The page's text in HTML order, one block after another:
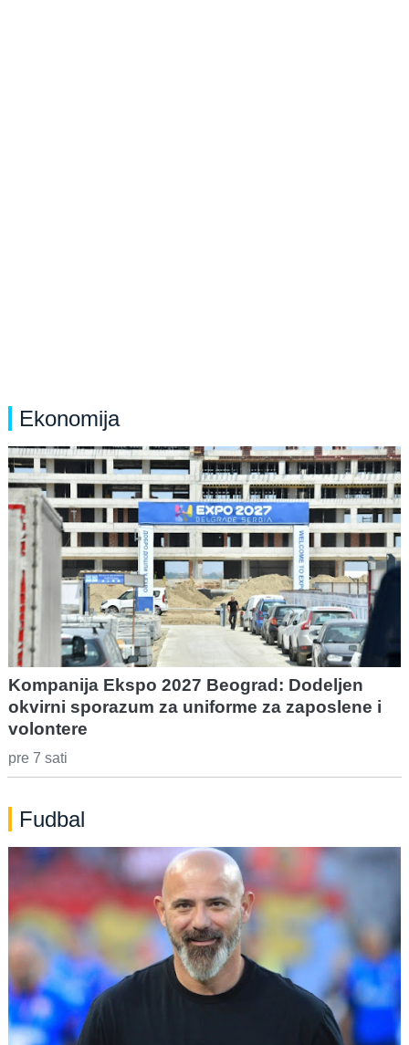
Ekonomija
Kompanija Ekspo 2027 Beograd: Dodeljen
okvirni sporazum za uniforme za zaposlene i
volontere
pre 7 sati
Fudbal